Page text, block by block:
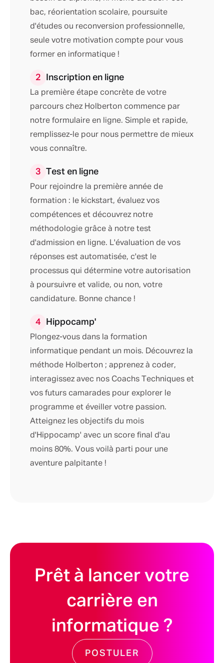
bac, réorientation scolaire, poursuite
d'études ou reconversion professionnelle,
seule votre motivation compte pour vous
former en informatique !
2 Inscription en ligne
La première étape concrète de votre
parcours chez Holberton commence par
notre formulaire en ligne. Simple et rapide,
remplissez-le pour nous permettre de mieux
vous connaître.
3 Test en ligne
Pour rejoindre la première année de
formation : le kickstart, évaluez vos
compétences et découvrez notre
méthodologie grâce à notre test
d'admission en ligne. L'évaluation de vos
réponses est automatisée, c'est le
processus qui détermine votre autorisation
à poursuivre et valide, ou non, votre
candidature. Bonne chance !
4 Hippocamp'
Plongez-vous dans la formation
informatique pendant un mois. Découvrez la
méthode Holberton ; apprenez à coder,
interagissez avec nos Coachs Techniques et
vos futurs camarades pour explorer le
programme et éveiller votre passion.
Atteignez les objectifs du mois
d'Hippocamp' avec un score final d'au
moins 80%. Vous voilà parti pour une
aventure palpitante !
Prêt à lancer votre
carrière en
informatique ?
POSTULER